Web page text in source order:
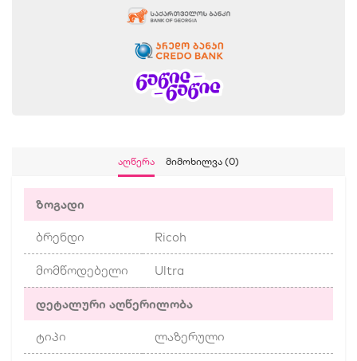
Აღწერა Მიმოხილვა (0)
ზოგადი
ბრენდი Ricoh
მომწოდებელი Ultra
დეტალური აღწერილობა
ტიპი ლაზერული